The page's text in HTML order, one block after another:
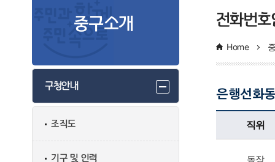
중구소개
구청안내
조직도
기구 및 인력
전화번호
Home
은행선화동
은행선화동업무담당자의 정보로 직위, 전화번호, 담당업무를 안내하고 있습니다
직위
동장